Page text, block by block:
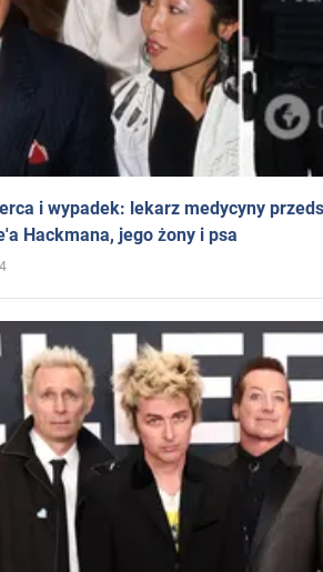
i wypadek: lekarz medycyny
Hackmana, jego żony i psa